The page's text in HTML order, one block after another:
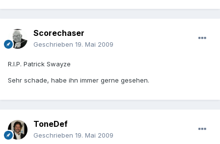
Scorechaser
Geschrieben 19. Mai 2009
R.I.P. Patrick Swayze
Sehr schade, habe ihn immer gerne gesehen.
ToneDef
Geschrieben 19. Mai 2009